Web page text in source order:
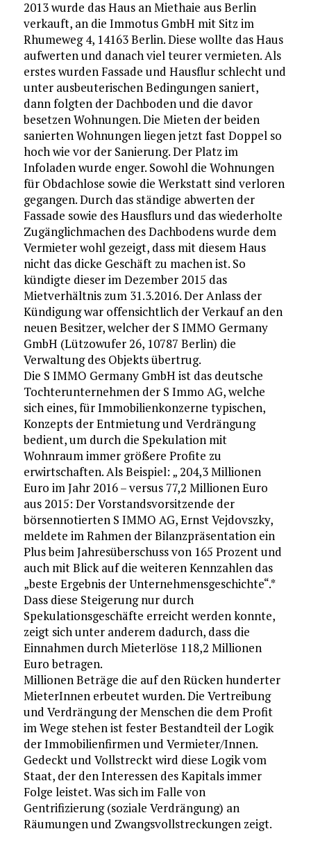
2013 wurde das Haus an Miethaie aus Berlin
verkauft, an die Immotus GmbH mit Sitz im
Rhumeweg 4, 14163 Berlin. Diese wollte das Haus
aufwerten und danach viel teurer vermieten. Als
erstes wurden Fassade und Hausflur schlecht und
unter ausbeuterischen Bedingungen saniert,
dann folgten der Dachboden und die davor
besetzen Wohnungen. Die Mieten der beiden
sanierten Wohnungen liegen jetzt fast Doppel so
hoch wie vor der Sanierung. Der Platz im
Infoladen wurde enger. Sowohl die Wohnungen
für Obdachlose sowie die Werkstatt sind verloren
gegangen. Durch das ständige abwerten der
Fassade sowie des Hausflurs und das wiederholte
Zugänglichmachen des Dachbodens wurde dem
Vermieter wohl gezeigt, dass mit diesem Haus
nicht das dicke Geschäft zu machen ist. So
kündigte dieser im Dezember 2015 das
Mietverhältnis zum 31.3.2016. Der Anlass der
Kündigung war offensichtlich der Verkauf an den
neuen Besitzer, welcher der S IMMO Germany
GmbH (Lützowufer 26, 10787 Berlin) die
Verwaltung des Objekts übertrug.
Die S IMMO Germany GmbH ist das deutsche
Tochterunternehmen der S Immo AG, welche
sich eines, für Immobilienkonzerne typischen,
Konzepts der Entmietung und Verdrängung
bedient, um durch die Spekulation mit
Wohnraum immer größere Profite zu
erwirtschaften. Als Beispiel: „ 204,3 Millionen
Euro im Jahr 2016 – versus 77,2 Millionen Euro
aus 2015: Der Vorstandsvorsitzende der
börsennotierten S IMMO AG, Ernst Vejdovszky,
meldete im Rahmen der Bilanzpräsentation ein
Plus beim Jahresüberschuss von 165 Prozent und
auch mit Blick auf die weiteren Kennzahlen das
„beste Ergebnis der Unternehmensgeschichte“.*
Dass diese Steigerung nur durch
Spekulationsgeschäfte erreicht werden konnte,
zeigt sich unter anderem dadurch, dass die
Einnahmen durch Mieterlöse 118,2 Millionen
Euro betragen.
Millionen Beträge die auf den Rücken hunderter
MieterInnen erbeutet wurden. Die Vertreibung
und Verdrängung der Menschen die dem Profit
im Wege stehen ist fester Bestandteil der Logik
der Immobilienfirmen und Vermieter/Innen.
Gedeckt und Vollstreckt wird diese Logik vom
Staat, der den Interessen des Kapitals immer
Folge leistet. Was sich im Falle von
Gentrifizierung (soziale Verdrängung) an
Räumungen und Zwangsvollstreckungen zeigt.